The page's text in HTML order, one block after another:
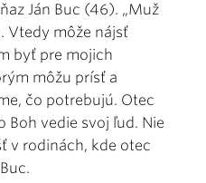
Ján Buc (46). „Muž
Vtedy môže nájsť
byť pre mojich
môžu prísť a
čo potrebujú. Otec
Boh vedie svoj ľud. Nie
v rodinách, kde otec